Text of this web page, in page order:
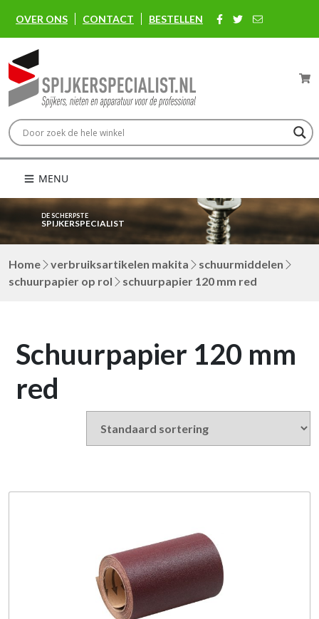
OVER ONS CONTACT BESTELLEN
MENU
DE SCHERPSTE
SPIJKERSPECIALIST
Home verbruiksartikelen makita
schuurmiddelen
schuurpapier op rol
schuurpapier 120 mm red
Schuurpapier 120 mm
red